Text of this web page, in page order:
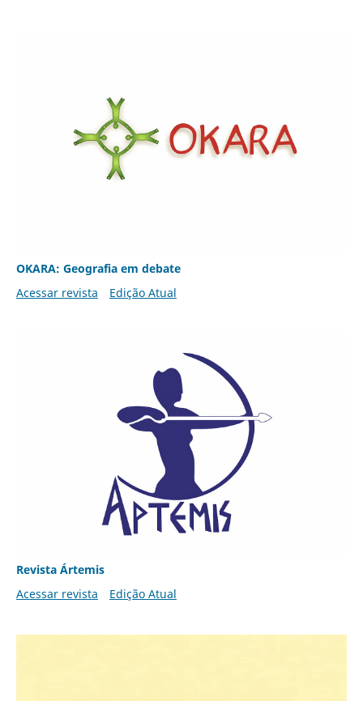
OKARA: Geografia em debate
Acessar revista
Edição Atual
Revista Ártemis
Acessar revista
Edição Atual